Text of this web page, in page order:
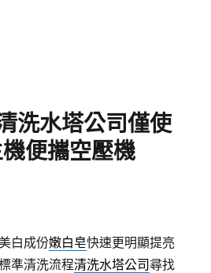
洗水塔公司僅使
便攜空壓機
白成份嫩白皂快速更明顯提亮
準清洗流程清洗水塔公司尋找